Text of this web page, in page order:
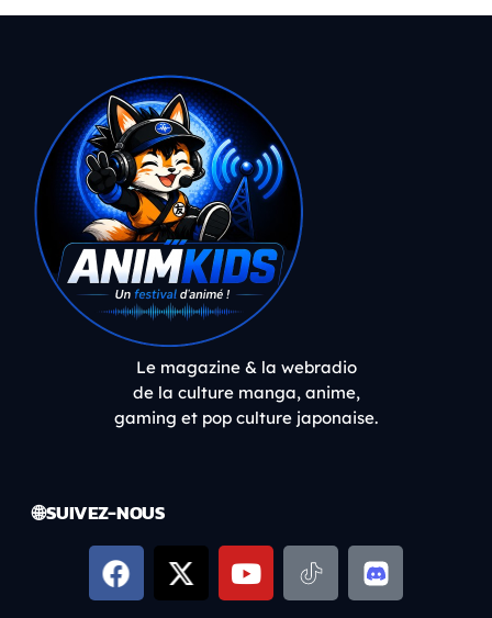
Le magazine & la webradio
de la culture manga, anime,
gaming et pop culture japonaise.
🌐 SUIVEZ-NOUS